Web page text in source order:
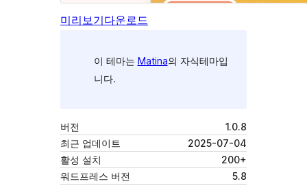
미리보기다운로드
이 테마는 Matina의 자식테마입
니다.
버전
1.0.8
최근 업데이트
2025-07-04
활성 설치
200+
워드프레스 버전
5.8